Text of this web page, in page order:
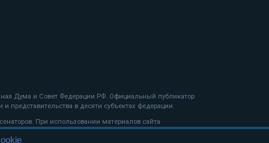
Дума и Совет Федерации РФ. Официальный публикатор
представительства в десяти субъектах федерации.
При использовании материалов сайта